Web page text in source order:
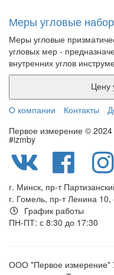
Меры угловые
Меры угловые
угловых мер -
внутренних углов
О компании
Контакты
Первое измерение © 2024
#izmby
г. Минск, пр-т
г. Гомель, пр-т Ленина
График работы
ПН-ПТ: с 8:30 до 17:30
ООО "Первое измерение"